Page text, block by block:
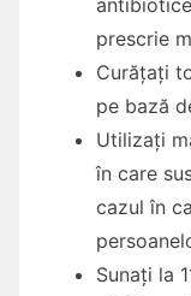
prescrie
Curățați
pe bază
Utilizați
în care
cazul în
Sunați la